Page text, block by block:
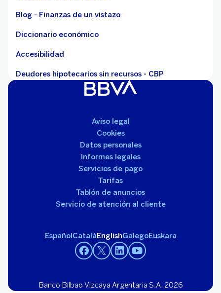
Blog - Finanzas de un vistazo
Diccionario económico
Accesibilidad
Deudores hipotecarios sin recursos - CBP
Aviso legal
Cookies
Datos personales
Informes legales
Servicios de pago
Tarifas
Tablón de anuncios
Servicio de atención al cliente
EspañolCatalàEnglishGalegoEuskara
Banco Bilbao Vizcaya Argentaria S.A. 2026